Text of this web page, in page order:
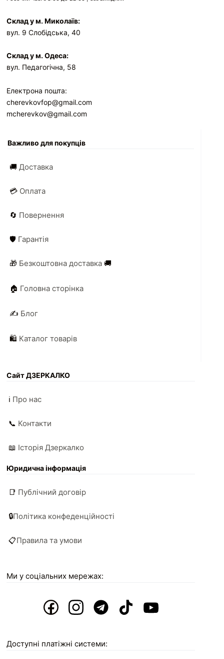
Склад у м. Миколаїв:
вул. 9 Слобідська, 40
Склад у м. Одеса:
вул. Педагогічна, 58
Електрона пошта:
cherevkovfop@gmail.com
mcherevkov@gmail.com
Важливо для покупців
🚚Доставка
💳 Оплата
🔄 Повернення
🛡️ Гарантія
🎁 Безкоштовна доставка 🚚
🏠 Головна сторінка
✍️ Блог
🛍️ Каталог товарів
Сайт ДЗЕРКАЛКО
ℹ️ Про нас
📞 Контакти
📖 Історія Дзеркалко
Юридична інформація
📑 Публічний договір
🔒Політика конфеденційності
📋Правила та умови
Ми у соціальних мережах:
Доступні платіжні системи: